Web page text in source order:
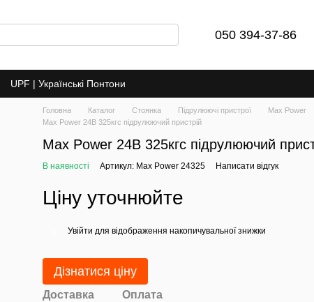
050 394-37-86
UPF | Українські Понтони
Головна Каталог Стоянка Підрулюючі пристрої Max Power
Max Power 24В 325кгс підрулюючий пристрій
Max Power 24В 325кгс підрулюючий
В наявності Артикул: Max Power 24325 Написати відгук
Ціну уточнюйте
Увійти для відображення накопичувальної знижки
Дізнатися ціну
Доставка Оплата